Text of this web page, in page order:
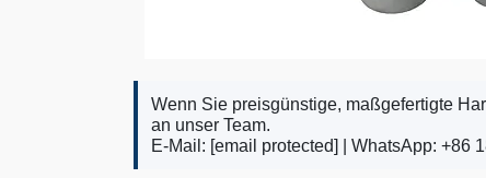
Wenn Sie preisgünstige, maßgefertigte
an unser Team.
E-Mail: [email protected] | WhatsApp: +86